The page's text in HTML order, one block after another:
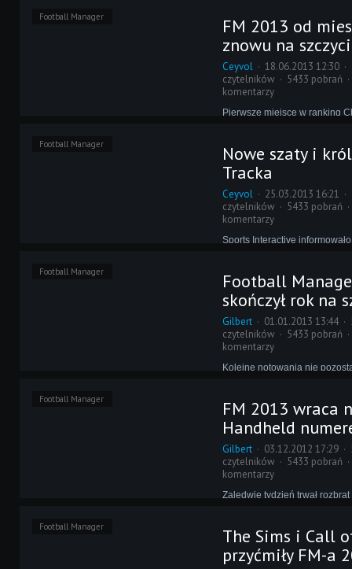
2014 i nie w głowie im
ustępującej ze sceny wersji
tak jednak w ubiegłych
Football Manager
FM 2013 od
znowu na
Ceyvol 18.06.2013 12:30
czytelników
5433 pobrań
komentarzy
Pierwsze miejsce w ranking
często. Mając jednak na
roku wersji 2013 trafili się
konkurenci, nawet taka seria
Football Manager
Nowe szaty i
Tracka
Ceyvol 25.03.2013 16:21
czytelników
5433 pobrań
komentarzy
Sports Interactive
znajdziemy jednak w nowym
gdzie ukazał się ranking
pięciu miesiącach od
Football Manager
Football
skończył rok na
Gilbert 01.01.2013 13:44
czytelników
5433 pobrań
komentarzy
Kolejne notowania nie
na PC. Z wielką ciekawością i
niecierpliwością
ostatniego w 2012 roku
Stało się.
Football Manager
FM 2013 wraca
Handheld
Gilbert 03.12.2012 17:29
czytelników
5433 pobrań
komentarzy
Zaledwie tydzień trwał
FM. Dodatkowo wydanie na
premierze również znalazło
szczycie rankingu.
Football Manager
The Sims i Call
przyćmiły FM-a